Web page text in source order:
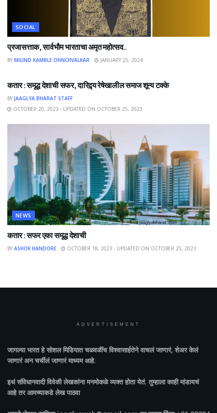
SOCIAL
प्रजासत्ताक, सार्वभौम भारताचा अमृत महोत्सव..
BY MILIND KAMBLE CHINCHVALKAR JANUARY 25, 2024
कतार : समृद्ध देशाची सफर, दारिद्र्य रेषेखालील समाज शून्य टक्के
BY JAAGLYA BHARAT STAFF
OCTOBER 20, 2023 - UPDATED ON OCTOBER 25, 2023
NEWS
कतार : सफर एका समृद्ध देशाची
BY ASHOK HANDORE OCTOBER 18, 2023 - UPDATED ON OCTOBER 25, 2023
ADVERTISEMENT
जागल्या भारतहे सोशल मिडियात चळवळींच विश्वासार्हतेने वाचलं जाणारं, शेअर केलं
जाणारं अन चर्चीलं जाणारं माध्यम आहे.
इथं संविधानवादी विवेकी लेखकांना मनमोकळे व्यक्त होता येतं. तुम्हाला काही मांडायचं
आहे तर आमच्याकडे लेख पाठवा